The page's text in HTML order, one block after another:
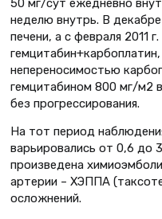
неделю внутрь. В
печени, а с февраля 2011
непереносимостью
гемцитабином 800 мг/м2
без прогрессирования.
На тот период
варьировались от 0,6 до
произведена
артерии – ХЭППА
осложнений.